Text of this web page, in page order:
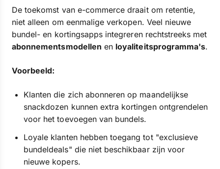
De toekomst van e-commerce draait om retentie,
niet alleen om eenmalige verkopen. Veel nieuwe
bundel- en kortingsapps integreren rechtstreeks met
abonnementsmodellen en loyaliteitsprogramma's.
Voorbeeld:
Klanten die zich abonneren op maandelijkse
snackdozen kunnen extra kortingen ontgrendelen
voor het toevoegen van bundels.
Loyale klanten hebben toegang tot "exclusieve
bundeldeals" die niet beschikbaar zijn voor
nieuwe kopers.